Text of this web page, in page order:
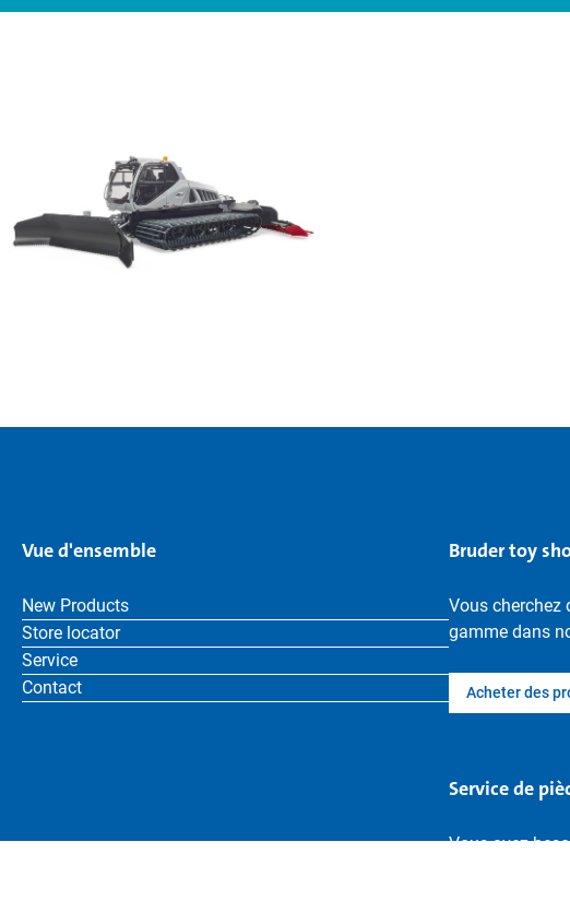
Vue d'ensemble
New Products
Store locator
Service
Contact
Bruder toy
Vous cherchez
gamme dans
Acheter des
Service de
Vous avez